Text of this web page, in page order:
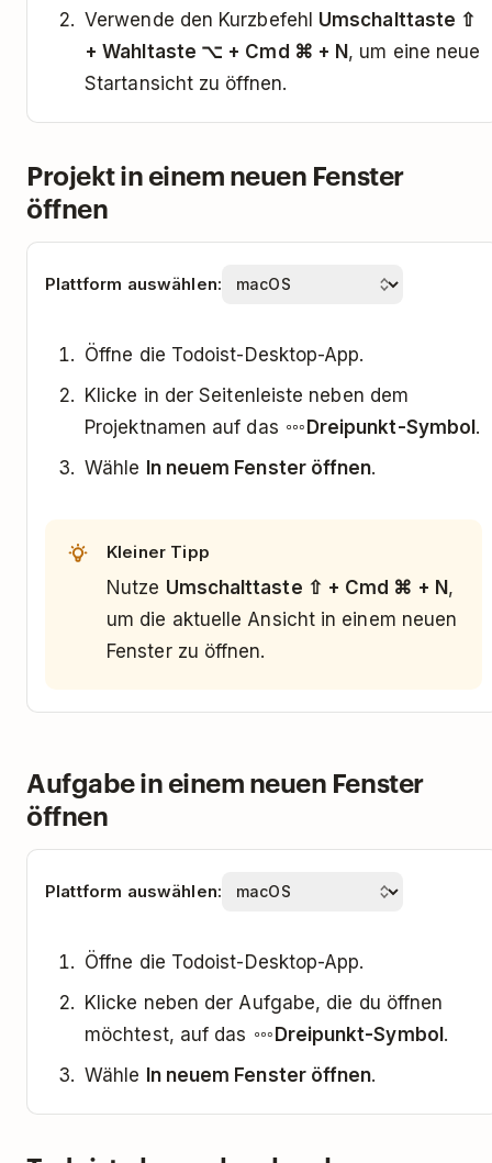
Verwende den Kurzbefehl Umschalttaste ⇧
+ Wahltaste ⌥ + Cmd ⌘ + N, um eine neue
Startansicht zu öffnen.
Projekt in einem neuen Fenster
öffnen
Plattform auswählen:
Öffne die Todoist-Desktop-App.
Klicke in der Seitenleiste neben dem
Projektnamen auf das
Dreipunkt-Symbol.
Wähle In neuem Fenster öffnen.
Kleiner Tipp
Nutze Umschalttaste ⇧ + Cmd ⌘ + N,
um die aktuelle Ansicht in einem neuen
Fenster zu öffnen.
Aufgabe in einem neuen Fenster
öffnen
Plattform auswählen:
Öffne die Todoist-Desktop-App.
Klicke neben der Aufgabe, die du öffnen
möchtest, auf das
Dreipunkt-Symbol.
Wähle In neuem Fenster öffnen.